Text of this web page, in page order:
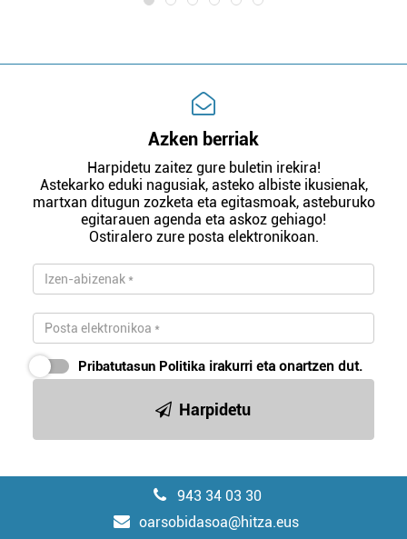
Azken berriak
Harpidetu zaitez gure buletin irekira!
Astekarko eduki nagusiak, asteko albiste ikusienak,
martxan ditugun zozketa eta egitasmoak, asteburuko
egitarauen agenda eta askoz gehiago!
Ostiralero zure posta elektronikoan.
Pribatutasun Politika irakurri eta onartzen dut.
Harpidetu
943 34 03 30
oarsobidasoa@hitza.eus